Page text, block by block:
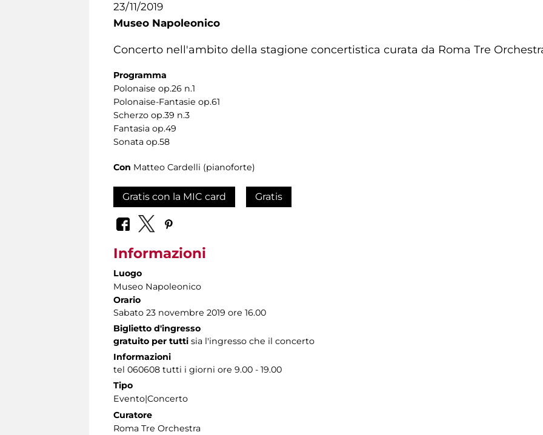
23/11/2019
Museo Napoleonico
Concerto nell'ambito della stagione concertistica curata da Roma Tre
Programma
Polonaise op.26 n.1
Polonaise-Fantasie op.61
Scherzo op.39 n.3
Fantasia op.49
Sonata op.58
Con Matteo Cardelli (pianoforte)
Gratis con la MIC card Gratis
Informazioni
Luogo
Museo Napoleonico
Orario
Sabato 23 novembre 2019 ore 16.00
Biglietto d'ingresso
gratuito per tutti sia l'ingresso che il concerto
Informazioni
tel 060608 tutti i giorni ore 9.00 - 19.00
Tipo
Evento|Concerto
Curatore
Roma Tre Orchestra